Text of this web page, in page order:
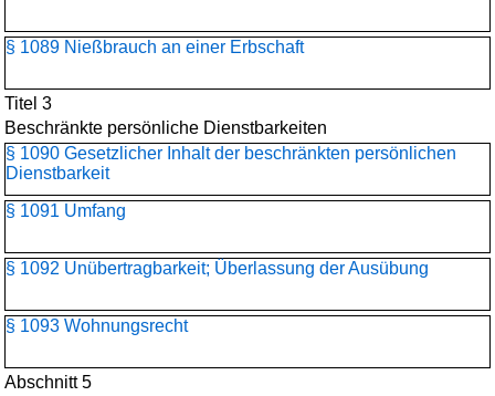
§ 1089 Nießbrauch an einer Erbschaft
Titel 3
Beschränkte persönliche Dienstbarkeiten
§ 1090 Gesetzlicher Inhalt der beschränkten persönlichen
Dienstbarkeit
§ 1091 Umfang
§ 1092 Unübertragbarkeit; Überlassung der Ausübung
§ 1093 Wohnungsrecht
Abschnitt 5